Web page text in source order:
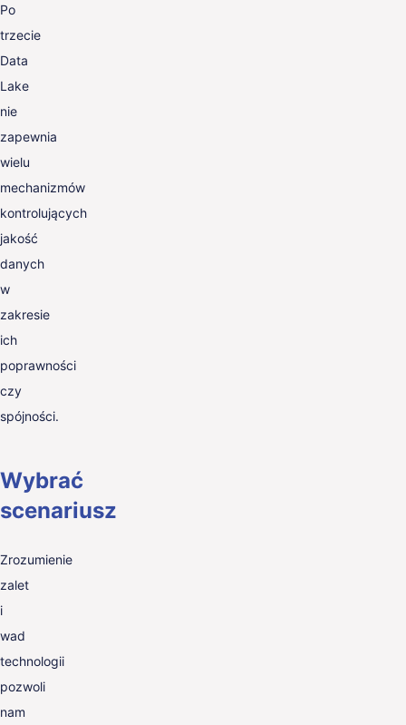
Po
trzecie
Data
Lake
nie
zapewnia
wielu
mechanizmów
kontrolujących
jakość
danych
w
zakresie
ich
poprawności
czy
spójności.
Wybrać
scenariusz
Zrozumienie
zalet
i
wad
technologii
pozwoli
nam